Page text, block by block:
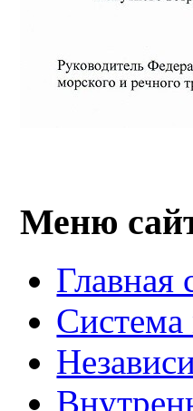
Меню
Главная
Система